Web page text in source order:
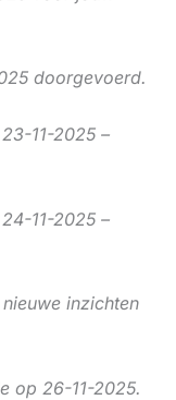
doorgevoerd.
11-2025 –
11-2025 –
inzichten
op 26-11-2025.